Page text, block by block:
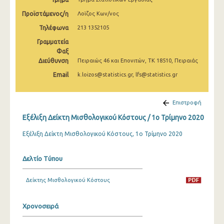
1o Τρίμηνο 2022
4o Τρίμηνο 2021
3o Τρίμηνο 2021
2o Τρίμηνο 2021
4o Τρίμηνο 2020
3o Τρίμηνο 2020
1o Τρίμηνο 2020
3o Τρίμηνο 2019
Προϊστάμενος/η Λοϊζος Κων/νος
Τηλέφωνα 213 1352105
Γραμματεία
Φαξ
Διεύθυνση
Πειραιώς 46 και Επονιτών, ΤΚ 18510, Πειραιάς
Email k.loizos@statistics.gr, lfs@statistics.gr
Επιστροφή
Εξέλιξη Δείκτη Μισθολογικού Κόστους / 1o Τρίμηνο 2020
Εξέλιξη Δείκτη Μισθολογικού Κόστους, 1ο Τρίμηνο 2020
Δελτίο Τύπου
Δείκτης Μισθολογικού Κόστους
Χρονοσειρά